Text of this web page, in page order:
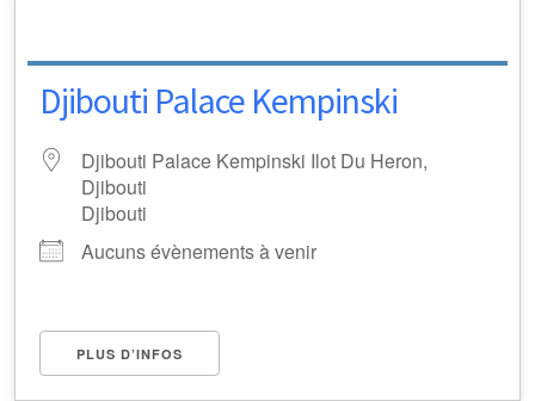
Djibouti Palace Kempinski
Djibouti Palace Kempinski Ilot Du Heron,
Djibouti
Djibouti
Aucuns évènements à venir
PLUS D’INFOS